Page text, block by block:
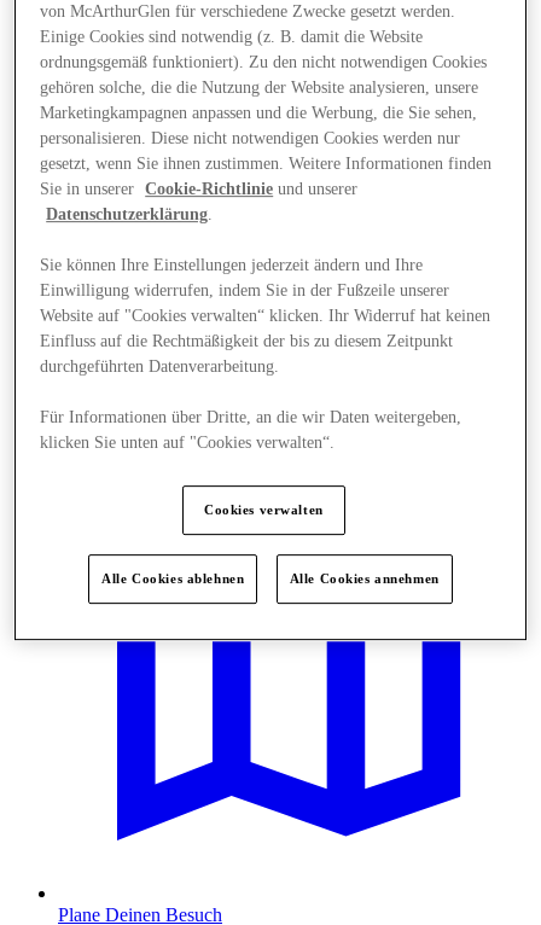
Angebote
Plane Deinen Besuch
von McArthurGlen für verschiedene Zwecke gesetzt werden.
Einige Cookies sind notwendig (z. B. damit die Website
ordnungsgemäß funktioniert). Zu den nicht notwendigen Cookies
gehören solche, die die Nutzung der Website analysieren, unsere
Marketingkampagnen anpassen und die Werbung, die Sie sehen,
personalisieren. Diese nicht notwendigen Cookies werden nur
gesetzt, wenn Sie ihnen zustimmen. Weitere Informationen finden
Sie in unserer
Cookie-Richtlinie und unserer
Datenschutzerklärung
Sie können Ihre Einstellungen jederzeit ändern und Ihre
Einwilligung widerrufen, indem Sie in der Fußzeile unserer
Website auf "Cookies verwalten“ klicken. Ihr Widerruf hat keinen
Einfluss auf die Rechtmäßigkeit der bis zu diesem Zeitpunkt
durchgeführten Datenverarbeitung.
Für Informationen über Dritte, an die wir Daten weitergeben,
klicken Sie unten auf "Cookies verwalten“.
Cookies verwalten
Alle Cookies ablehnen Alle Cookies annehmen